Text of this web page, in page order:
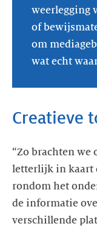
weerlegging
of
om
wat echt
Creatieve
“Zo brachten we
letterlijk in kaart
rondom het
de informatie
verschillende